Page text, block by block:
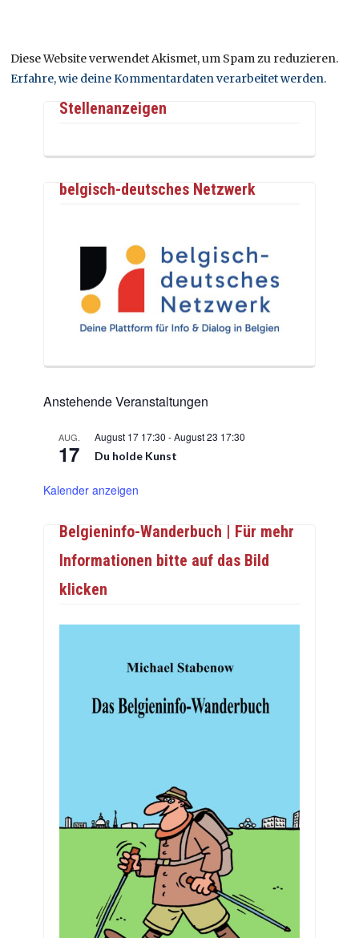
Diese Website verwendet Akismet, um Spam zu reduzieren.
Erfahre, wie deine Kommentardaten verarbeitet werden.
Stellenanzeigen
belgisch-deutsches Netzwerk
Anstehende Veranstaltungen
AUG.
17
August 17 17:30 -August 23 17:30
Du holde Kunst
Kalender anzeigen
Belgieninfo-Wanderbuch | Für mehr
Informationen bitte auf das Bild
klicken